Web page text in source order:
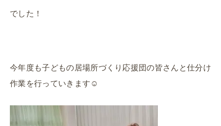
でした！
今年度も子どもの居場所づくり応援団の皆さんと仕分け
作業を行っていきます☺